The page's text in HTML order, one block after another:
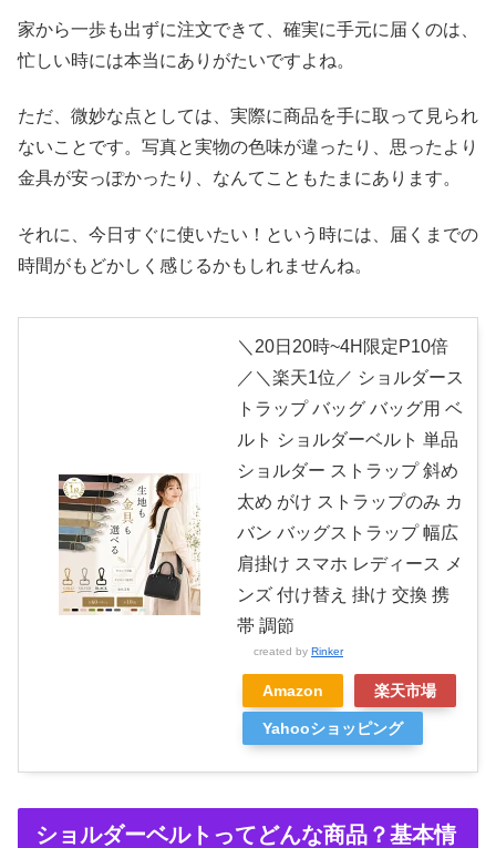
家から一歩も出ずに注文できて、確実に手元に届くのは、
忙しい時には本当にありがたいですよね。
ただ、微妙な点としては、実際に商品を手に取って見られ
ないことです。写真と実物の色味が違ったり、思ったより
金具が安っぽかったり、なんてこともたまにあります。
それに、今日すぐに使いたい！という時には、届くまでの
時間がもどかしく感じるかもしれませんね。
＼20日20時~4H限定P10倍
／＼楽天1位／ ショルダース
トラップ バッグ バッグ用 ベ
ルト ショルダーベルト 単品
ショルダー ストラップ 斜め
太め がけ ストラップのみ カ
バン バッグストラップ 幅広
肩掛け スマホ レディース メ
ンズ 付け替え 掛け 交換 携
帯 調節
created by Rinker
Amazon 楽天市場
Yahooショッピング
ショルダーベルトってどんな商品？基本情